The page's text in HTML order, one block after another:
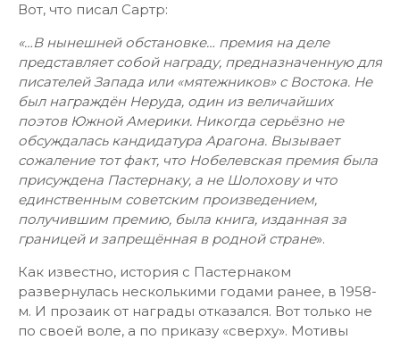
Вот, что писал Сартр:
«…В нынешней обстановке… премия на деле
представляет собой награду, предназначенную для
писателей Запада или «мятежников» с Востока. Не
был награждён Неруда, один из величайших
поэтов Южной Америки. Никогда серьёзно не
обсуждалась кандидатура Арагона. Вызывает
сожаление тот факт, что Нобелевская премия была
присуждена Пастернаку, а не Шолохову и что
единственным советским произведением,
получившим премию, была книга, изданная за
границей и запрещённая в родной стране».
Как известно, история с Пастернаком
развернулась несколькими годами ранее, в 1958-
м. И прозаик от награды отказался. Вот только не
по своей воле, а по приказу «сверху». Мотивы